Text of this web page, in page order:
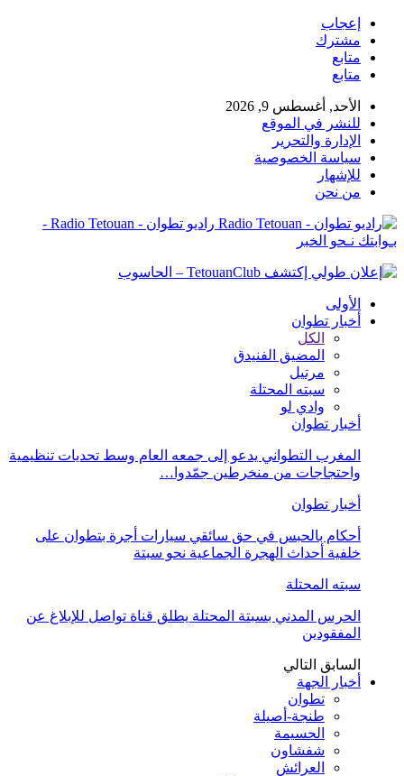
إعجاب
مشترك
متابع
متابع
الأحد, أغسطس 9, 2026
للنشر في الموقع
الإدارة والتحرير
سياسة الخصوصية
للإشهار
من نحن
راديو تطوان - Radio Tetouan -
بـوابتك نـحو الخبر
الأولى
أخبار تطوان
الكل
المضيق الفنيدق
مرتيل
سبته المحتلة
وادي لو
أخبار تطوان
المغرب التطواني يدعو إلى جمعه العام وسط تحديات تنظيمية
واحتجاجات من منخرطين جمّدوا…
أخبار تطوان
أحكام بالحبس في حق سائقي سيارات أجرة بتطوان على
خلفية أحداث الهجرة الجماعية نحو سبتة
سبته المحتلة
الحرس المدني بسبتة المحتلة يطلق قناة تواصل للإبلاغ عن
المفقودين
السابق التالي
أخبار الجهة
تطوان
طنجة-أصيلة
الحسيمة
شفشاون
العرائش